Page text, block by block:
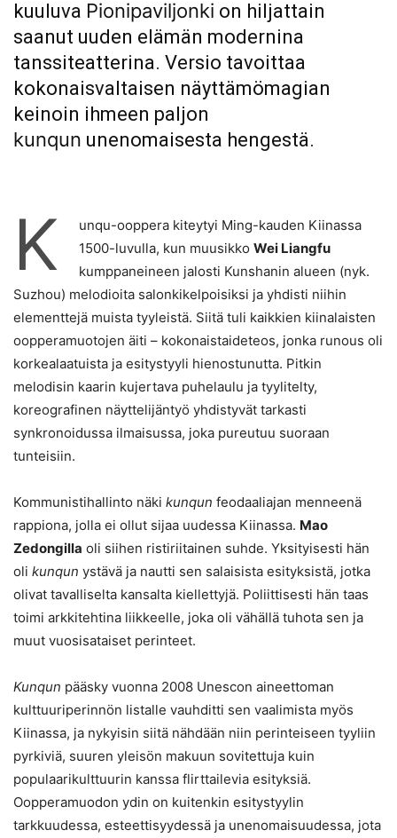
kuuluva Pionipaviljonki on hiljattain
saanut uuden elämän modernina
tanssiteatterina. Versio tavoittaa
kokonaisvaltaisen näyttämömagian
keinoin ihmeen paljon
kunqun unenomaisesta hengestä.
K
unqu-ooppera kiteytyi Ming-kauden Kiinassa
1500-luvulla, kun muusikko Wei Liangfu
kumppaneineen jalosti Kunshanin alueen (nyk.
Suzhou) melodioita salonkikelpoisiksi ja yhdisti niihin
elementtejä muista tyyleistä. Siitä tuli kaikkien kiinalaisten
oopperamuotojen äiti – kokonaistaideteos, jonka runous oli
korkealaatuista ja esitystyyli hienostunutta. Pitkin
melodisin kaarin kujertava puhelaulu ja tyylitelty,
koreografinen näyttelijäntyö yhdistyvät tarkasti
synkronoidussa ilmaisussa, joka pureutuu suoraan
tunteisiin.
Kommunistihallinto näki kunqun feodaaliajan menneenä
rappiona, jolla ei ollut sijaa uudessa Kiinassa. Mao
Zedongilla oli siihen ristiriitainen suhde. Yksityisesti hän
oli kunqun ystävä ja nautti sen salaisista esityksistä, jotka
olivat tavalliselta kansalta kiellettyjä. Poliittisesti hän taas
toimi arkkitehtina liikkeelle, joka oli vähällä tuhota sen ja
muut vuosisataiset perinteet.
Kunqun pääsky vuonna 2008 Unescon aineettoman
kulttuuriperinnön listalle vauhditti sen vaalimista myös
Kiinassa, ja nykyisin siitä nähdään niin perinteiseen tyyliin
pyrkiviä, suuren yleisön makuun sovitettuja kuin
populaarikulttuurin kanssa flirttailevia esityksiä.
Oopperamuodon ydin on kuitenkin esitystyylin
tarkkuudessa, esteettisyydessä ja unenomaisuudessa, jota